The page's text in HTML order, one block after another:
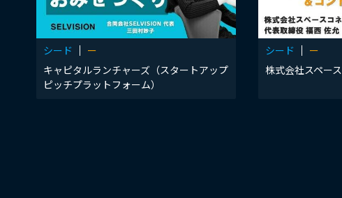
シード
ー
キャピタルランチャーズ（スタートアップ
ピッチプラットフォーム）
シード
ー
株式会社スペー